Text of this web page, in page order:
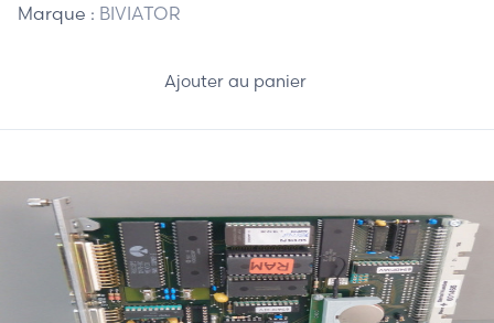
Marque : BIVIATOR
Ajouter au panier